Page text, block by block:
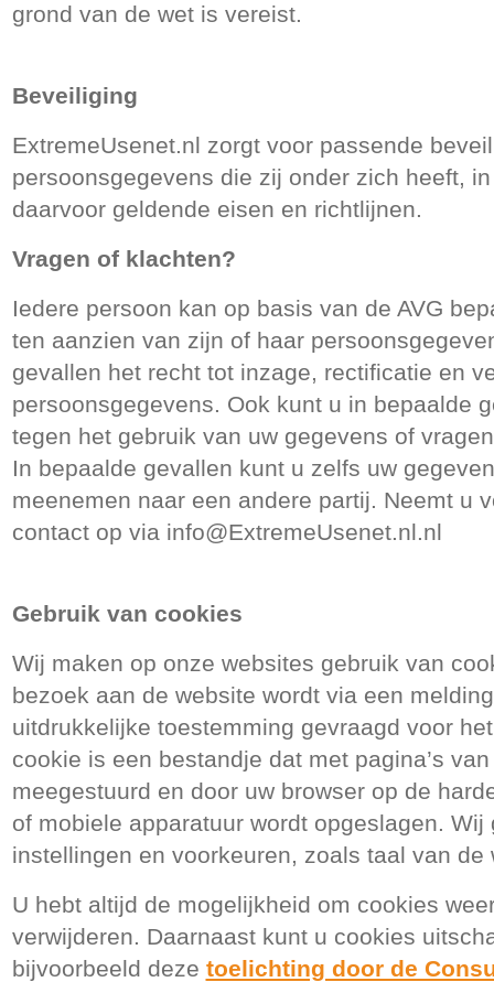
grond van de wet is vereist.
Beveiliging
ExtremeUsenet.nl zorgt voor passende
persoonsgegevens die zij onder zich heeft,
daarvoor geldende eisen en richtlijnen.
Vragen of klachten?
Iedere persoon kan op basis van de AVG
ten aanzien van zijn of haar
gevallen het recht tot inzage, rectificatie en
persoonsgegevens. Ook kunt u in bepaalde
tegen het gebruik van uw gegevens of
In bepaalde gevallen kunt u zelfs uw
meenemen naar een andere partij. Neemt u
contact op via info@ExtremeUsenet.nl.nl
Gebruik van cookies
Wij maken op onze websites gebruik van
bezoek aan de website wordt via een
uitdrukkelijke toestemming gevraagd voor
cookie is een bestandje dat met pagina’s
meegestuurd en door uw browser op de
of mobiele apparatuur wordt opgeslagen.
instellingen en voorkeuren, zoals taal van de
U hebt altijd de mogelijkheid om cookies
verwijderen. Daarnaast kunt u cookies
bijvoorbeeld deze toelichting door de